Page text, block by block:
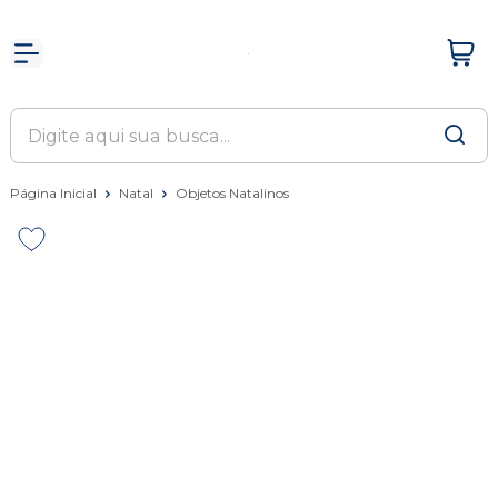
Página Inicial Natal Objetos Natalinos